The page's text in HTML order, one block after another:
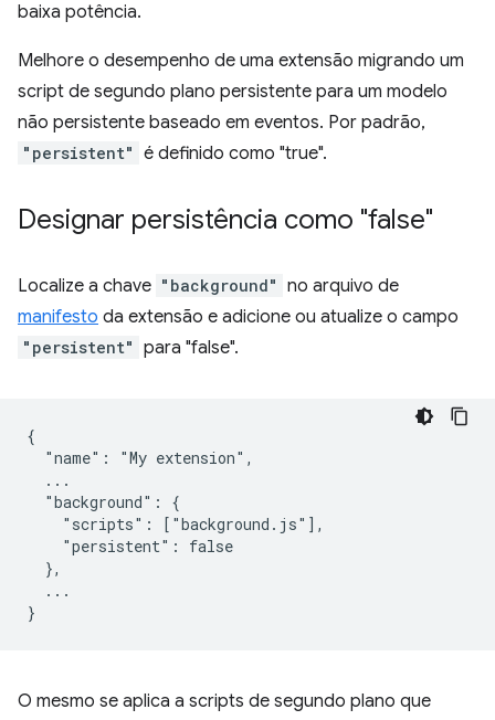
baixa potência.
Melhore o desempenho de uma extensão migrando um
script de segundo plano persistente para um modelo
não persistente baseado em eventos. Por padrão,
"persistent" é definido como "true".
Designar persistência como "false"
Localize a chave "background" no arquivo de
manifesto da extensão e adicione ou atualize o campo
"persistent" para "false".
{
  "name": "My extension",
  ...
  "background": {
    "scripts": ["background.js"],
    "persistent": false
  },
  ...
O mesmo se aplica a scripts de segundo plano que